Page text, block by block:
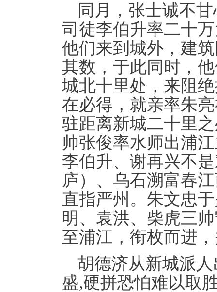
同月，张士诚不
司徒李伯升率二十
他们来到城外，建
其数，于此同时，
城北十里处，来阻
在必得，就亲率朱
驻距离新城二十里
帅张俊率水师出浦
李伯升、谢再兴不
庐）、乌石溯富春
直指严州。朱文忠
明、袁洪、柴虎三
至浦江，衔枚而进
胡德济从新城派
盛,硬拼恐怕难以取